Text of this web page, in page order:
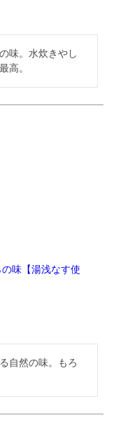
味。水炊きやし
味【湯浅なす使
自然の味。もろ